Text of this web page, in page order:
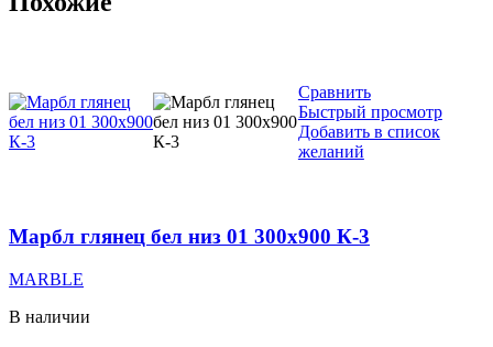
Сравнить
Быстрый просмотр
Добавить в список
желаний
Марбл глянец бел низ 01 300х900 К-3
MARBLE
В наличии